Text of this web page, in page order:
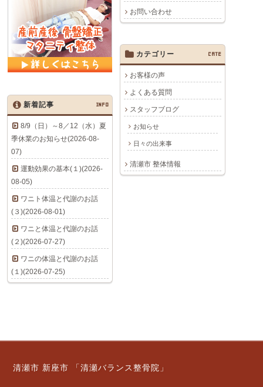
お問い合わせ
カテゴリー CATE
お客様の声
よくある質問
スタッフブログ
お知らせ
日々の出来事
清瀬市 整体情報
新着記事 INFO
8/9（日）～8／12（水）夏
季休業のお知らせ(2026-08-
07)
運動効果の基本(１)(2026-
08-05)
ワニト体温と代謝のお話
(３)(2026-08-01)
ワニと体温と代謝のお話
(２)(2026-07-27)
ワニの体温と代謝のお話
(１)(2026-07-25)
清瀬市 新座市 「清瀬バランス整骨院」